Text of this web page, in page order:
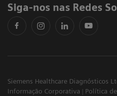
Siga-nos nas Redes
Siemens Healthcare Diagnósticos
Informação Corporativa
Política